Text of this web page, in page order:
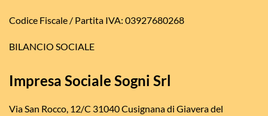
Codice Fiscale / Partita IVA: 03927680268
BILANCIO SOCIALE
Impresa Sociale Sogni Srl
Via San Rocco, 12/C 31040 Cusignana di Giavera del